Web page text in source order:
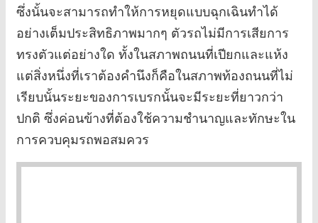
ซึ่งนั้นจะสามารถทำให้การหยุดแบบฉุกเฉินทำได้
อย่างเต็มประสิทธิภาพมากๆ ตัวรถไม่มีการเสียการ
ทรงตัวแต่อย่างใด ทั้งในสภาพถนนที่เปียกและแห้ง
แต่สิ่งหนึ่งที่เราต้องคำนึงก็คือในสภาพท้องถนนที่ไม่
เรียบนั้นระยะของการเบรกนั้นจะมีระยะที่ยาวกว่า
ปกติ ซึ่งค่อนข้างที่ต้องใช้ความชำนาญและทักษะใน
การควบคุมรถพอสมควร